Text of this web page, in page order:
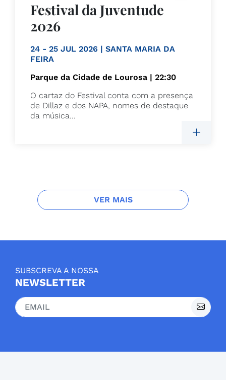
Festival da Juventude
2026
24 - 25 JUL 2026 | SANTA MARIA DA
FEIRA
Parque da Cidade de Lourosa | 22:30
O cartaz do Festival conta com a presença
de Dillaz e dos NAPA, nomes de destaque
da música...
VER MAIS
SUBSCREVA A NOSSA
NEWSLETTER